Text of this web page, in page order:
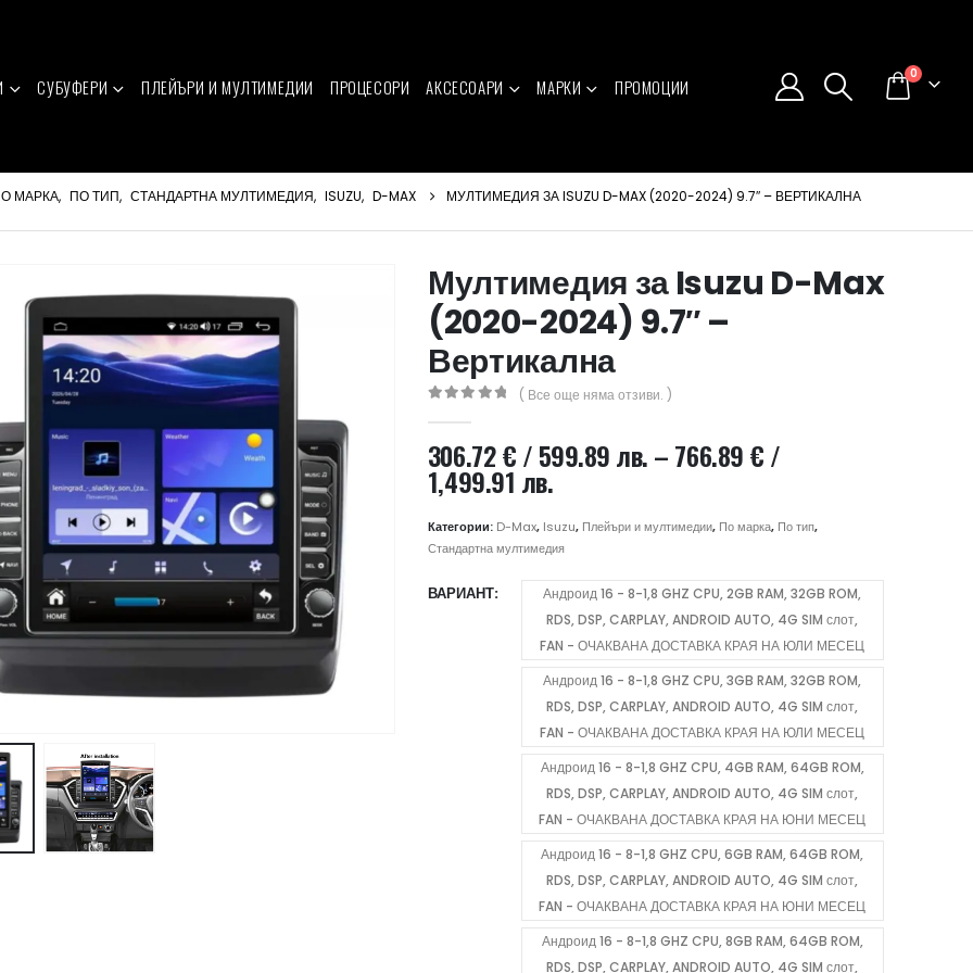
СУБУФЕРИ ПЛЕЙЪРИ И МУЛТИМЕДИИ ПРОЦЕСОРИ АКСЕСОАРИ МАРКИ ПРОМОЦИИ
0
МАРКА, ПО ТИП, СТАНДАРТНА МУЛТИМЕДИЯ, ISUZU, D-MAX МУЛТИМЕДИЯ ЗА ISUZU D-MAX (2020-2024) 9.7″ – ВЕРТИКАЛНА
Мултимедия за Isuzu D-Max
(2020-2024) 9.7″ –
Вертикална
( Все още няма отзиви. )
306.72€/ 599.89 лв.–766.89€/
1,499.91 лв.Price
range:
306.72 €
/
599.89 лв.
through
766.89 €
/
1,499.91 лв.
Категории: D-Max, Isuzu, Плейъри и мултимедии, По марка, По тип,
Стандартна мултимедия
ВАРИАНТ
Андроид 16 - 8-1,8 GHZ CPU, 2GB RAM, 32GB ROM,
RDS, DSP, CARPLAY, ANDROID AUTO, 4G SIM слот,
FAN - ОЧАКВАНА ДОСТАВКА КРАЯ НА ЮЛИ МЕСЕЦ
Андроид 16 - 8-1,8 GHZ CPU, 3GB RAM, 32GB ROM,
RDS, DSP, CARPLAY, ANDROID AUTO, 4G SIM слот,
FAN - ОЧАКВАНА ДОСТАВКА КРАЯ НА ЮЛИ МЕСЕЦ
Андроид 16 - 8-1,8 GHZ CPU, 4GB RAM, 64GB ROM,
RDS, DSP, CARPLAY, ANDROID AUTO, 4G SIM слот,
FAN - ОЧАКВАНА ДОСТАВКА КРАЯ НА ЮНИ МЕСЕЦ
Андроид 16 - 8-1,8 GHZ CPU, 6GB RAM, 64GB ROM,
RDS, DSP, CARPLAY, ANDROID AUTO, 4G SIM слот,
FAN - ОЧАКВАНА ДОСТАВКА КРАЯ НА ЮНИ МЕСЕЦ
Андроид 16 - 8-1,8 GHZ CPU, 8GB RAM, 64GB ROM,
RDS, DSP, CARPLAY, ANDROID AUTO, 4G SIM слот,